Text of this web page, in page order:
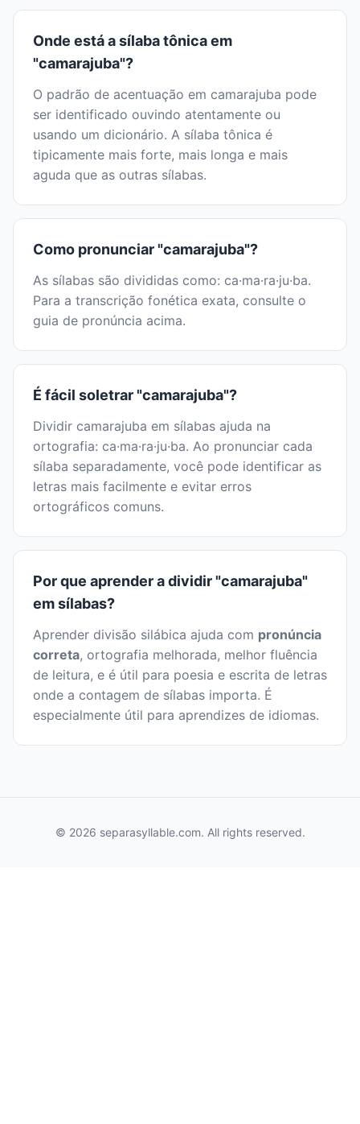
Onde está a sílaba tônica em
"camarajuba"?
O padrão de acentuação em camarajuba pode
ser identificado ouvindo atentamente ou
usando um dicionário. A sílaba tônica é
tipicamente mais forte, mais longa e mais
aguda que as outras sílabas.
Como pronunciar "camarajuba"?
As sílabas são divididas como: ca·ma·ra·ju·ba.
Para a transcrição fonética exata, consulte o
guia de pronúncia acima.
É fácil soletrar "camarajuba"?
Dividir camarajuba em sílabas ajuda na
ortografia: ca·ma·ra·ju·ba. Ao pronunciar cada
sílaba separadamente, você pode identificar as
letras mais facilmente e evitar erros
ortográficos comuns.
Por que aprender a dividir "camarajuba"
em sílabas?
Aprender divisão silábica ajuda com pronúncia
correta, ortografia melhorada, melhor fluência
de leitura, e é útil para poesia e escrita de letras
onde a contagem de sílabas importa. É
especialmente útil para aprendizes de idiomas.
© 2026 separasyllable.com. All rights reserved.